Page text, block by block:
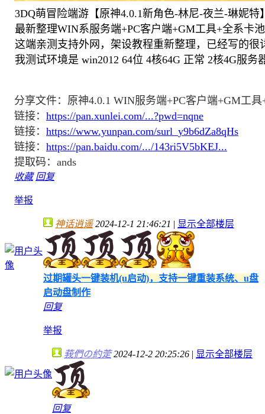
3DQ萌冒险端游【原神4.0.1新角色-林尼-夜兰-琳妮特
最新整理WIN系服务端+PC客户端+GM工具+全系卡
这端亲测支持外网，架设教程重新整理，已经写的很
我测试环境是 win2012 64位 4核64G 正常 2核4G服务
分享文件：原神4.0.1 WIN服务端+PC客户端+GM工
链接： https://pan.xunlei.com/...?pwd=nqne
链接： https://www.yunpan.com/surl_y9b6dZa8qHs
链接： https://pan.baidu.com/.../143ri5V5bKEJ...
提取码：ands
收藏 回复
举报
神话逍遥2024-12-1 21:46:21 | 显示全部楼层
过期罐头一键装机(u启动)，支持一键重装系统、u盘
启动盘制作
回复
举报
莪們の約萣2024-12-2 20:25:26 | 显示全部楼层
回复